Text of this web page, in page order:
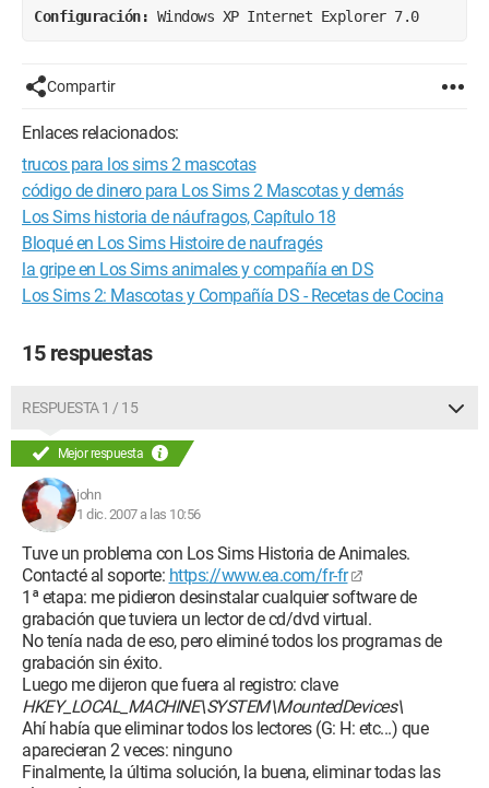
Configuración: Windows XP Internet Explorer 7.0
Compartir
Enlaces relacionados:
trucos para los sims 2 mascotas
código de dinero para Los Sims 2 Mascotas y demás
Los Sims historia de náufragos, Capítulo 18
Bloqué en Los Sims Histoire de naufragés
la gripe en Los Sims animales y compañía en DS
Los Sims 2: Mascotas y Compañía DS - Recetas de Cocina
15 respuestas
RESPUESTA 1 / 15
Mejor respuesta
john
1 dic. 2007 a las 10:56
Tuve un problema con Los Sims Historia de Animales.
Contacté al soporte: https://www.ea.com/fr-fr
1ª etapa: me pidieron desinstalar cualquier software de
grabación que tuviera un lector de cd/dvd virtual.
No tenía nada de eso, pero eliminé todos los programas de
grabación sin éxito.
Luego me dijeron que fuera al registro: clave
HKEY_LOCAL_MACHINE\SYSTEM\MountedDevices\
Ahí había que eliminar todos los lectores (G: H: etc...) que
aparecieran 2 veces: ninguno
Finalmente, la última solución, la buena, eliminar todas las